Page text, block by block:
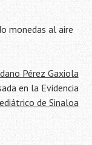
monedas al aire
Pérez Gaxiola
en la Evidencia
de Sinaloa